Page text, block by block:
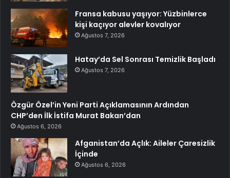
Fransa kabusu yaşıyor: Yüzbinlerce
kişi kaçıyor alevler kovalıyor
Ağustos 7, 2026
Hatay’da Sel Sonrası Temizlik Başladı
Ağustos 7, 2026
Özgür Özel’in Yeni Parti Açıklamasının Ardından
CHP’den İlk İstifa Murat Bakan’dan
Ağustos 6, 2026
Afganistan’da Açlık: Aileler Çaresizlik
İçinde
Ağustos 6, 2026